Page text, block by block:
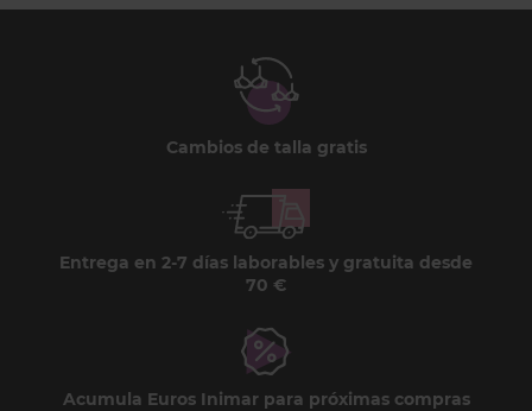
Cambios de talla gratis
Entrega en 2-7 días laborables y gratuita desde
70 €
Acumula Euros Inimar para próximas compras